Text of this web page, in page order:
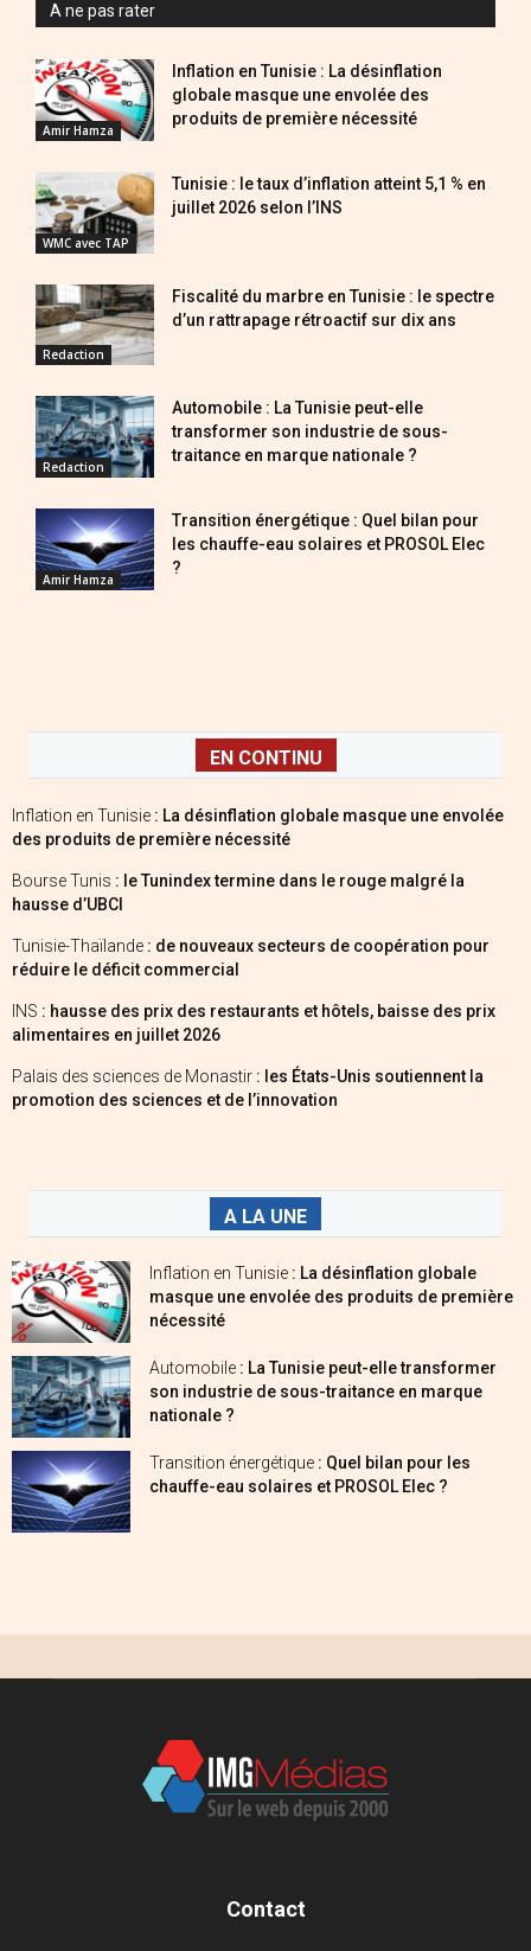
A ne pas rater
Amir Hamza
Inflation en Tunisie : La désinflation
globale masque une envolée des
produits de première nécessité
WMC avec TAP
Tunisie : le taux d’inflation atteint 5,1 % en
juillet 2026 selon l’INS
Redaction
Fiscalité du marbre en Tunisie : le spectre
d’un rattrapage rétroactif sur dix ans
Redaction
Automobile : La Tunisie peut-elle
transformer son industrie de sous-
traitance en marque nationale ?
Amir Hamza
Transition énergétique : Quel bilan pour
les chauffe-eau solaires et PROSOL Elec
?
EN CONTINU
Inflation en Tunisie : La désinflation globale masque une envolée
des produits de première nécessité
Bourse Tunis : le Tunindex termine dans le rouge malgré la
hausse d’UBCI
Tunisie-Thaïlande : de nouveaux secteurs de coopération pour
réduire le déficit commercial
INS : hausse des prix des restaurants et hôtels, baisse des prix
alimentaires en juillet 2026
Palais des sciences de Monastir : les États-Unis soutiennent la
promotion des sciences et de l’innovation
A LA UNE
Inflation en Tunisie : La désinflation globale
masque une envolée des produits de première
nécessité
Automobile : La Tunisie peut-elle transformer
son industrie de sous-traitance en marque
nationale ?
Transition énergétique : Quel bilan pour les
chauffe-eau solaires et PROSOL Elec ?
Contact